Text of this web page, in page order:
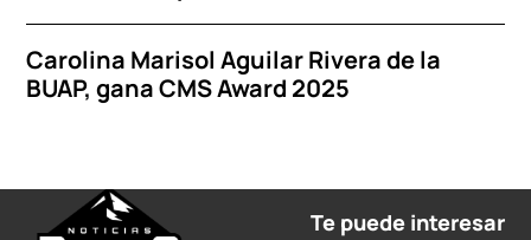
Carolina Marisol Aguilar Rivera de la
BUAP, gana CMS Award 2025
Te puede interesar